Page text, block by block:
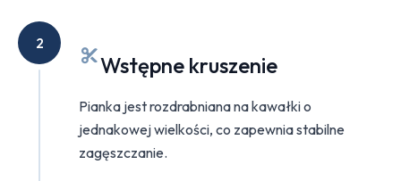
2
Wstępne kruszenie
Pianka jest rozdrabniana na kawałki o
jednakowej wielkości, co zapewnia stabilne
zagęszczanie.